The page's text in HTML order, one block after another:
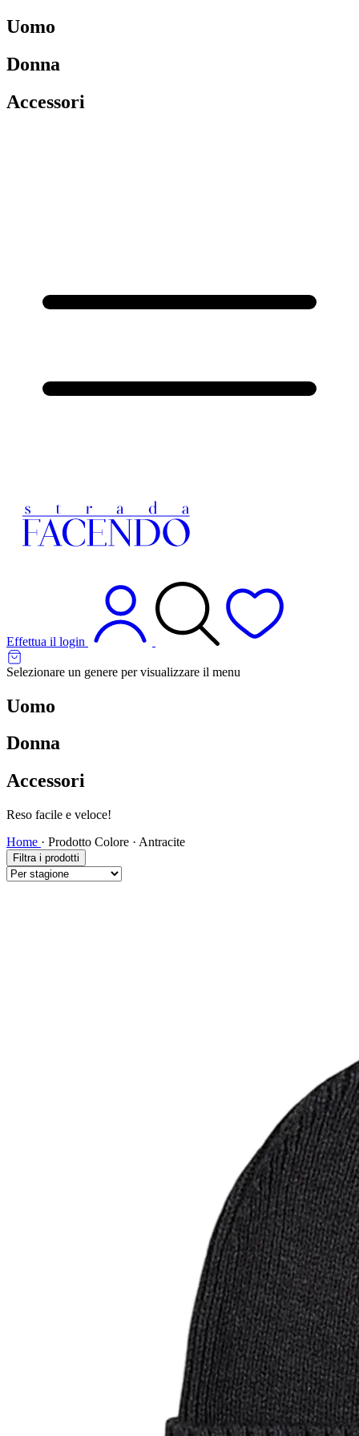
Uomo
Donna
Accessori
Effettua il login
Selezionare un genere per visualizzare il menu
Uomo
Donna
Accessori
Reso facile e veloce!
Home · Prodotto Colore · Antracite
Filtra i prodotti